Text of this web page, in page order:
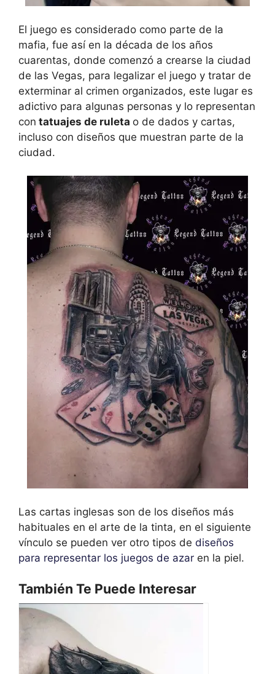
El juego es considerado como parte de la
mafia, fue así en la década de los años
cuarentas, donde comenzó a crearse la ciudad
de las Vegas, para legalizar el juego y tratar de
exterminar al crimen organizados, este lugar es
adictivo para algunas personas y lo representan
con tatuajes de ruleta o de dados y cartas,
incluso con diseños que muestran parte de la
ciudad.
Las cartas inglesas son de los diseños más
habituales en el arte de la tinta, en el siguiente
vínculo se pueden ver otro tipos de diseños
para representar los juegos de azar en la piel.
También Te Puede Interesar